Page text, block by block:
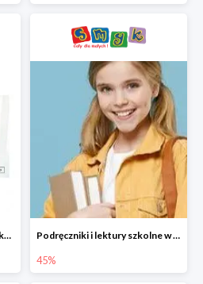
Miracle odzież ciążowa w Smyku co -30% Podręczniki i lektury szkolne w Smyku do -45%
45%